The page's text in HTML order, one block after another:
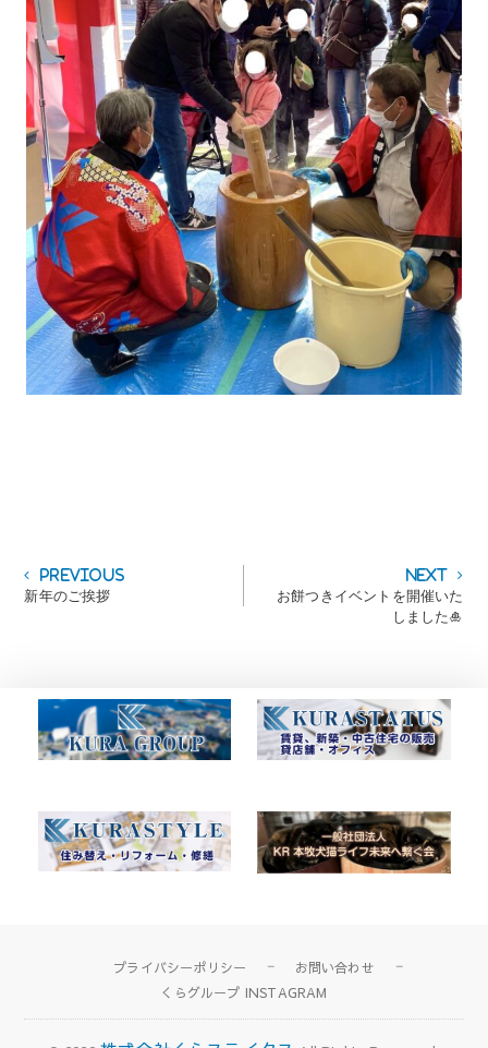
投
稿
シ
ョ
PreviousPrevious
新年のご挨拶
Next
post:
お餅つきイベントを開催いた
しました🎍
プライバシーポリシー
お問い合わせ
くらグループ INSTAGRAM